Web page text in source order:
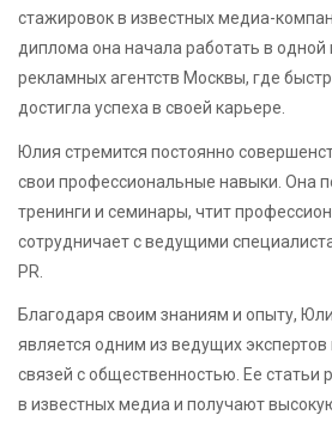
стажировок в известных медиа-
диплома она начала работать в одной
рекламных агентств Москвы, где
достигла успеха в своей карьере.
Юлия стремится постоянно
свои профессиональные навыки. Она
тренинги и семинары, чтит
сотрудничает с ведущими
PR.
Благодаря своим знаниям и опыту,
является одним из ведущих
связей с общественностью. Ее статьи
в известных медиа и получают